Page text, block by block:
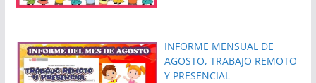
INFORME MENSUAL DE
AGOSTO, TRABAJO REMOTO
Y PRESENCIAL